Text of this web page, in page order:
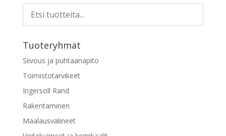
muunnelma.
Voit
valinnat
tuotteen
Tuoteryhmät
Siivous ja puhtaanapito
Toimistotarvikeet
Ingersoll Rand
Rakentaminen
Maalausvälineet